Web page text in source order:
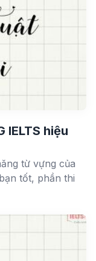
IELTS hiệu
từ vựng của
tốt, phần thi